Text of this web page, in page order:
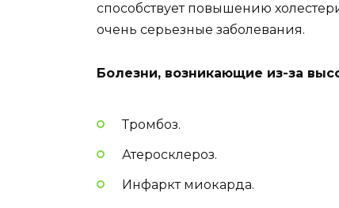
способствует повышению
очень серьезные заболевания.
Болезни, возникающие из-за
Тромбоз.
Атеросклероз.
Инфаркт миокарда.